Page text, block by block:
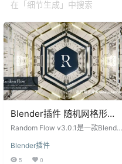
Blender插件 随机网格形状
细节生成器 Random Flow
Random Flow v3.0.1是一款Blende
面原型和概念艺术所需的随机网格
形状和细节。该插件提供了多项功
Blender插件
5 0